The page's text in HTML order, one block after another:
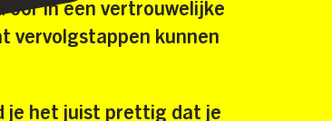
oor in een vertrouwelijke
vervolgstappen kunnen
je het juist prettig dat je